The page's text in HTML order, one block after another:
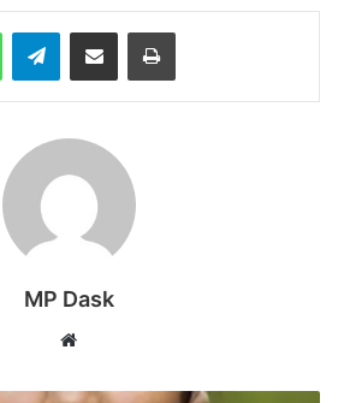
WhatsAppTelegramShare via Email Print
MP Dask
Website